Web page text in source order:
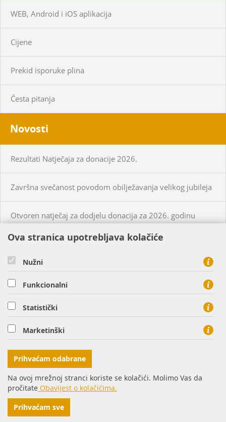
WEB, Android i iOS aplikacija
Cijene
Prekid isporuke plina
Česta pitanja
Novosti
Rezultati Natječaja za donacije 2026.
Završna svečanost povodom obilježavanja velikog jubileja
Otvoren natječaj za dodjelu donacija za 2026. godinu
KUPCI
CIJENE PLINA I USLUGA
HEP PLIN d.o.o. - član HEP grupe, Cara Hadrijana 7, 31000
Osijek
tel: 0800 8813, fax: 031 207 113
© Copyright 2016. HEP d.d.
Ova stranica upotrebljava kolačiće
Nužni
Funkcionalni
Statistički
Marketinški
Prihvaćam odabrane
Na ovoj mrežnoj stranci koriste se kolačići. Molimo Vas da
pročitate Obavijest o kolačićima.
Prihvaćam sve